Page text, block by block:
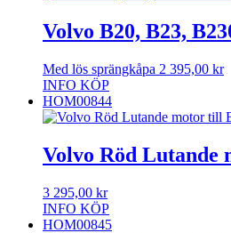
Volvo B20, B23,
Med lös sprängkåpa 2 395,00 kr
INFO KÖP
HOM00844
Volvo Röd
3 295,00 kr
INFO KÖP
HOM00845